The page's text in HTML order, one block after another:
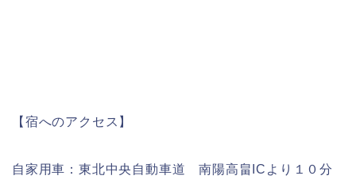
【宿へのアクセス】
自家用車：東北中央自動車道 南陽高畠ICより１０分